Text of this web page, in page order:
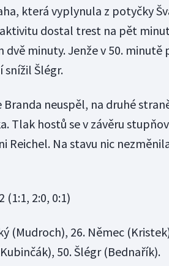
která vyplynula z potyčky
dostal trest na pět
minuty. Jenže v 50. minutě
snížil Šlégr.
neuspěl, na druhé
Tlak hostů se v závěru
Reichel. Na stavu nic
(1:1, 2:0, 0:1)
(Mudroch), 26. Němec
50. Šlégr (Bednařík).